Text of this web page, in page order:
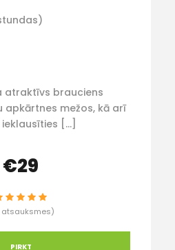
atraktīvs brauciens
apkārtnes mežos, kā arī
[…]
€29
atsauksmes)
PIRKT